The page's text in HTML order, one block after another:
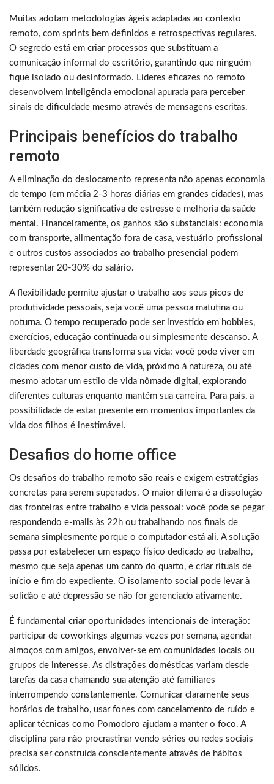
Muitas adotam metodologias ágeis adaptadas ao contexto
remoto, com sprints bem definidos e retrospectivas regulares.
O segredo está em criar processos que substituam a
comunicação informal do escritório, garantindo que ninguém
fique isolado ou desinformado. Líderes eficazes no remoto
desenvolvem inteligência emocional apurada para perceber
sinais de dificuldade mesmo através de mensagens escritas.
Principais benefícios do trabalho
remoto
A eliminação do deslocamento representa não apenas economia
de tempo (em média 2-3 horas diárias em grandes cidades), mas
também redução significativa de estresse e melhoria da saúde
mental. Financeiramente, os ganhos são substanciais: economia
com transporte, alimentação fora de casa, vestuário profissional
e outros custos associados ao trabalho presencial podem
representar 20-30% do salário.
A flexibilidade permite ajustar o trabalho aos seus picos de
produtividade pessoais, seja você uma pessoa matutina ou
noturna. O tempo recuperado pode ser investido em hobbies,
exercícios, educação continuada ou simplesmente descanso. A
liberdade geográfica transforma sua vida: você pode viver em
cidades com menor custo de vida, próximo à natureza, ou até
mesmo adotar um estilo de vida nômade digital, explorando
diferentes culturas enquanto mantém sua carreira. Para pais, a
possibilidade de estar presente em momentos importantes da
vida dos filhos é inestimável.
Desafios do home office
Os desafios do trabalho remoto são reais e exigem estratégias
concretas para serem superados. O maior dilema é a dissolução
das fronteiras entre trabalho e vida pessoal: você pode se pegar
respondendo e-mails às 22h ou trabalhando nos finais de
semana simplesmente porque o computador está ali. A solução
passa por estabelecer um espaço físico dedicado ao trabalho,
mesmo que seja apenas um canto do quarto, e criar rituais de
início e fim do expediente. O isolamento social pode levar à
solidão e até depressão se não for gerenciado ativamente.
É fundamental criar oportunidades intencionais de interação:
participar de coworkings algumas vezes por semana, agendar
almoços com amigos, envolver-se em comunidades locais ou
grupos de interesse. As distrações domésticas variam desde
tarefas da casa chamando sua atenção até familiares
interrompendo constantemente. Comunicar claramente seus
horários de trabalho, usar fones com cancelamento de ruído e
aplicar técnicas como Pomodoro ajudam a manter o foco. A
disciplina para não procrastinar vendo séries ou redes sociais
precisa ser construída conscientemente através de hábitos
sólidos.